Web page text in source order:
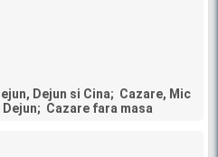
Dejun si Cina; Cazare, Mic
Cazare fara masa